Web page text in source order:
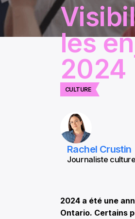
CULTURE
les
2024
Rachel Crustin
Journaliste
2024 a été une
Ontario. Certains